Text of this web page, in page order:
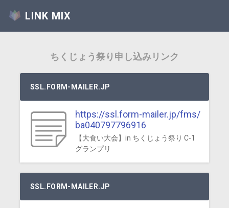
LINK MIX
ちくじょう祭り申し込みリンク
SSL.FORM-MAILER.JP
https://ssl.form-mailer.jp/fms/
ba040797796916
【大食い大会】in ちくじょう祭り C-1
グランプリ
SSL.FORM-MAILER.JP